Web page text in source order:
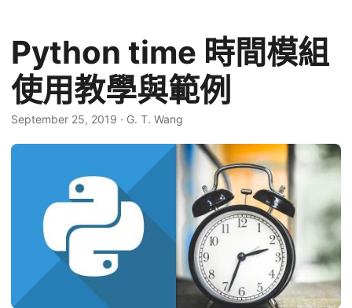
Python time 時間模組
使用教學與範例
September 25, 2019 · G. T. Wang